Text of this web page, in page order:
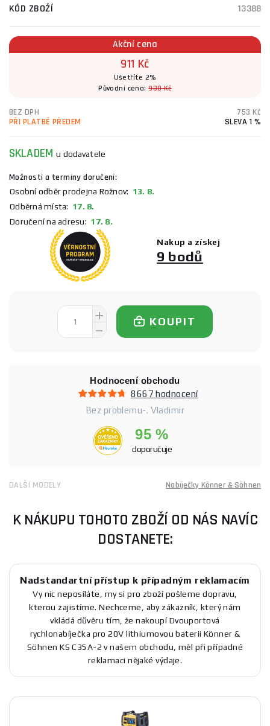
KÓD ZBOŽÍ
13388
Akční cena
911 Kč
Ušetříte 2%
Původní cena:930 Kč
BEZ DPH
753 Kč
PŘI PLATBĚ PŘEDEM
SLEVA 1 %
SKLADEMu dodavatele
Možnosti a termíny doručení:
Osobní odběr prodejna Rožnov: 13. 8.
Odběrná místa: 17. 8.
Doručení na adresu: 17. 8.
Nakup a získej
9 bodů
KOUPIT
Hodnocení obchodu
8667 hodnocení
Bez problemu-. Vladimir
95 %
doporučuje
DALŠÍ MODELY Nabíječky Könner & Söhnen
K NÁKUPU TOHOTO ZBOŽÍ OD NÁS NAVÍC
DOSTANETE:
Nadstandartní přístup k případným reklamacím
Vy nic neposíláte, my si pro zboží pošleme dopravu,
kterou zajistíme. Nechceme, aby zákazník, který nám
vkládá důvěru tím, že nakoupí Dvouportová
rychlonabíječka pro 20V lithiumovou baterii Könner &
Söhnen KS C35A-2 v našem obchodu, měl při případné
reklamaci nějaké výdaje.